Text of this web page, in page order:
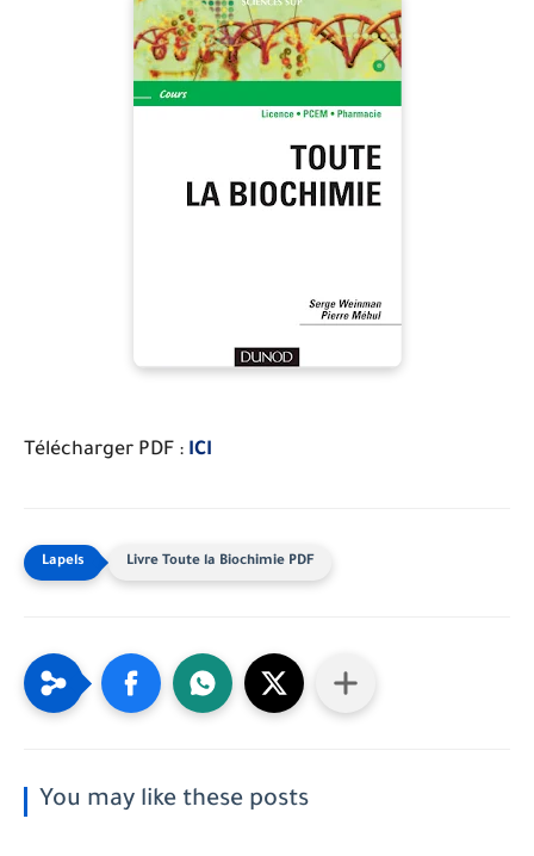
Télécharger PDF : ICI
Livre Toute la Biochimie PDF
You may like these posts